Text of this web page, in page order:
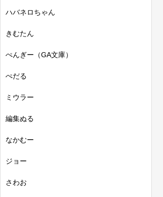
ハバネロちゃん
きむたん
ぺんぎー（GA文庫）
ぺだる
ミウラー
編集ぬる
なかむー
ジョー
さわお